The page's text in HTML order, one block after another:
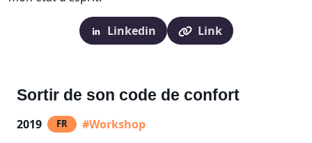
Linkedin Link
Sortir de son code de confort
2019 FR
#Workshop